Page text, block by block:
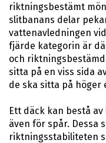
riktningsbestämt
slitbanans delar
vattenavledningen
fjärde kategorin är
och
sitta på en viss sida
de ska sitta på höger
Ett däck kan bestå
även för spår. Dessa
riktningsstabiliteten